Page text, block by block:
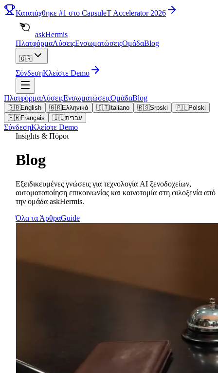
Κατατάχθηκε #1 στο CapsuleT Accelerator 2026
askHermis
ΠλατφόρμαΛύσειςΕνσωματώσειςΟμάδαBlog
🇬🇷
ΣύνδεσηΚλείστε Demo
ΠλατφόρμαΛύσειςΕνσωματώσειςΟμάδαBlog
🇬🇧English 🇬🇷Ελληνικά 🇮🇹Italiano 🇷🇸Srpski 🇵🇱Polski
🇫🇷Français 🇮🇱עברית
ΣύνδεσηΚλείστε Demo
Insights & Πόροι
Blog
Εξειδικευμένες γνώσεις για τεχνολογία AI ξενοδοχείων,
αυτοματοποίηση επικοινωνίας και καινοτομία στη φιλοξενία από
την ομάδα askHermis.
Όλα τα ΆρθραGuide